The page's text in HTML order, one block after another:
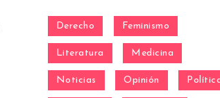
Derecho Feminismo
Literatura Medicina
Noticias Opinión